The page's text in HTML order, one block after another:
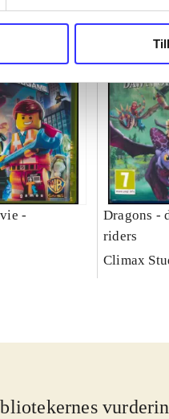
-
Dragons -
riders
Climax